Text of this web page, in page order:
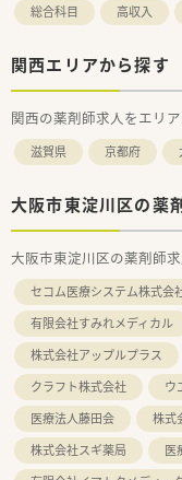
総合科目
高収入
関西エリアから探す
関西の薬剤師求人をエリ
滋賀県 京都府
大阪市東淀川区の薬
大阪市東淀川区の薬剤師
セコム医療システム株式会
有限会社すみれメディカル
株式会社アップルプラス
クラフト株式会社
ウ
医療法人藤田会
株式
株式会社スギ薬局
医